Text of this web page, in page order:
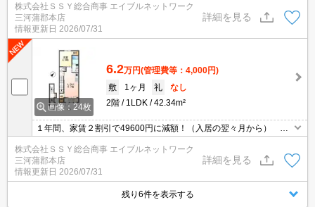
地内ごみ置き場あり ●２年毎の更新料不要 ●見学予約受付中
株式会社ＳＳＹ総合商事 エイブルネットワーク
三河蒲郡本店
情報更新日 2026/07/31
詳細を見る
画像：24枚
6.2万円(管理費等：4,000円)
敷
1ヶ月 礼
なし
2階
1LDK 42.34m²
１年間、家賃２割引で49600円に減額！（入居の翌々月から）
都市ガス対応、インナーテラス付きの新築！ ●Wi-Fi無料 ●敷
地内ごみ置き場あり ●２年毎の更新料不要 ●ご見学可能！
株式会社ＳＳＹ総合商事 エイブルネットワーク
三河蒲郡本店
情報更新日 2026/07/31
詳細を見る
残り6件を表示する